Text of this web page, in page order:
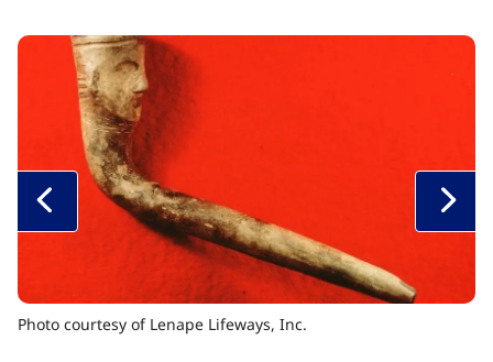
Photo courtesy of Lenape Lifeways, Inc. ​​​​‌ ‍ ​‍​‍‌‍ ‌ ​‍‌‍‍‌‌‍‌ ‌‍‍‌‌‍ ‍​‍​‍​ ‍‍​‍​‍‌ ​ ‌‍​‌‌‍ ‍‌‍‍‌‌ ‌​‌ ‍‌​‍ ‍‌‍‍‌‌‍ ​‍​‍​‍ ​​‍​‍‌‍‍​‌ ​‍‌‍‌‌‌‍‌‍​‍​‍​ ‍‍​‍​‍‌‍‍​‌ ‌​‌ ‌​‌ ​​‌ ​ ​ ‍‍​‍ ​‍ ‌‍​ ‌‍ ‌‌ ​ ​‍ ‍‌‍ ‌‌‍​‌‌‍‍‌‌‍ ‍​‍ ‍​ ​‍​ ​​​ ​‍​ ‌​‌ ​‍‌‍‌‌‌‍‌​‌‍‌‌‌ ​ ‌‍‍‌‌‍‌ ‌‍ ‍​‍ ‍‌ ​‍‌‍‍‌‌ ‌‍‌‍‌‌‌ ​‍‌‍‍ ‌‍‌‌‌‍‌‌‌ ​​‌‍‌‌‌ ​‍​‍ ‍‌‍ ‌ ​‍‌‍‌ ​‍ ‌‍‍‌‌‍ ‍‌ ‌​‌‍‌‌‌‍ ‍‌ ‌​​‍ ‌‍‌‌‌‍‌​‌‍‍‌‌ ‌​​‍ ‌‍ ‌‌‍ ‌‍‌​‌‍‌‌​ ‌‌ ​​‌ ​‍‌‍‌‌‌ ​ ‌‍‌‌‌‍ ‍‌ ‌​‌‍​‌‌ ‌​‌‍‍‌‌‍ ‌‍ ‍​ ‍ ‌‍‍‌‌‍‌​​ ‌‌‍‍​‌‍‍‌‌ ​ ‌ ‌​‌‍ ‌ ​‍‌ ‍‌‌​ ‌‍‌‍‌‌‌​‌‍‍​‌‍‌‌‌​‍​‌ ‌‌‌‍‌​‌ ​ ‌‍ ‌‍ ‍‌‌​‍‌‍‍‌‌ ‌‍‌‍‌‌‌ ​‍​ ‍ ‌ ‌​‌ ‍‌‌ ​​‌‍‌‌​ ‌‌‍‍​‌ ‌‌‌‍‌​‌ ​ ‌‍ ‌‍ ‍‌‌ ‌ ​​‌‍​‌‌‍‌ ‌‍‌‌​ ‍ ‌ ​​‌‍​‌‌ ‌​‌‍‍​​ ‌‌‍​ ‌‍ ‌‍ ‍‌ ‌​‌‍‌‌‌‍ ‍‌ ‌​​‍‌‌​ ‌‌‌​​‍‌‌ ‌‍‍ ‌‍‌‌‌ ‍‌​‍‌‌​ ​ ‌​‌​​‍‌‌​ ​ ‌​‌​​‍‌‌​ ​‍​ ​‍‌‍‌‌‌‍‌‍​ ‍‌​ ​‌​ ‌‍​ ‌‍‌‍‌‌​ ​​​ ‌​‌‍‌‌‌‍​‍​ ‌‌​‍‌‌​ ​‍​ ​‍​‍‌‌​ ‌‌‌​‌​​‍ ‍‌‍‍‌‌‍ ‌‌‍​‌‌‍‌ ‌‍‌‌‌ ​ ​‍‌‌​ ‌‌‌​​‍‌‌ ‌‍‍ ‌‍‌‌‌ ‍‌​‍‌‌​ ​ ‌​‌​​‍‌‌​ ​ ‌​‌​​‍‌‌​ ​‍​ ​‍​ ‌​‌‍‌‍​ ‌‌‌‍​‌​ ​‍​ ‌​‌‍​‍‌‍‌‌​ ​ ‌‍‌​​ ​ ‌‍​ ​‍‌‌​ ​‍​ ​‍​‍‌‌​ ‌‌‌​‌​​‍ ‍‌‍​ ‌‍​‌‌ ​​‌ ‌​‌‍‍‌‌‍ ‌‍ ‍​ ‌‍​‍‌‍​‌‌ ​ ‌‍‌‌‌‌‌‌‌ ​‍‌‍ ​​ ‌‌‍‍​‌ ‌​‌ ‌​‌ ​​‌ ​ ​‍‌‌​ ​ ‌​​‌​‍‌‌​ ​‍‌​‌‍​‍‌‌​ ​‍‌​‌‍‌‍​ ‌‍ ‌‌ ​ ​‍ ‍‌‍ ‌‌‍​‌‌‍‍‌‌‍ ‍​‍ ‍​ ​‍​ ​​​ ​‍​ ‌​‌ ​‍‌‍‌‌‌‍‌​‌‍‌‌‌ ​ ‌‍‍‌‌‍‌ ‌‍ ‍​‍ ‍‌ ​‍‌‍‍‌‌ ‌‍‌‍‌‌‌ ​‍‌‍‍ ‌‍‌‌‌‍‌‌‌ ​​‌‍‌‌‌ ​‍​‍ ‍‌‍ ‌ ​‍‌‍‌ ​‍‌‍‌‍‍‌‌‍‌​​ ‌‌‍‍​‌‍‍‌‌ ​ ‌ ‌​‌‍ ‌ ​‍‌ ‍‌‌​ ‌‍‌‍‌‌‌​‌‍‍​‌‍‌‌‌​‍​‌ ‌‌‌‍‌​‌ ​ ‌‍ ‌‍ ‍‌‌​‍‌‍‍‌‌ ‌‍‌‍‌‌‌ ​‍​‍‌‍‌ ‌​‌ ‍‌‌ ​​‌‍‌‌​ ‌‌‍‍​‌ ‌‌‌‍‌​‌ ​ ‌‍ ‌‍ ‍‌‌ ‌ ​​‌‍​‌‌‍‌ ‌‍‌‌​‍‌‍‌ ​​‌‍​‌‌ ‌​‌‍‍​​ ‌‌‍​ ‌‍ ‌‍ ‍‌ ‌​‌‍‌‌‌‍ ‍‌ ‌​​‍‌‌​ ‌‌‌​​‍‌‌ ‌‍‍ ‌‍‌‌‌ ‍‌​‍‌‌​ ​ ‌​‌​​‍‌‌​ ​ ‌​‌​​‍‌‌​ ​‍​ ​‍‌‍‌‌‌‍‌‍​ ‍‌​ ​‌​ ‌‍​ ‌‍‌‍‌‌​ ​​​ ‌​‌‍‌‌‌‍​‍​ ‌‌​‍‌‌​ ​‍​ ​‍​‍‌‌​ ‌‌‌​‌​​‍ ‍‌‍‍‌‌‍ ‌‌‍​‌‌‍‌ ‌‍‌‌‌ ​ ​‍‌‌​ ‌‌‌​​‍‌‌ ‌‍‍ ‌‍‌‌‌ ‍‌​‍‌‌​ ​ ‌​‌​​‍‌‌​ ​ ‌​‌​​‍‌‌​ ​‍​ ​‍​ ‌​‌‍‌‍​ ‌‌‌‍​‌​ ​‍​ ‌​‌‍​‍‌‍‌‌​ ​ ‌‍‌​​ ​ ‌‍​ ​‍‌‌​ ​‍​ ​‍​‍‌‌​ ‌‌‌​‌​​‍ ‍‌‍​ ‌‍​‌‌ ​​‌ ‌​‌‍‍‌‌‍ ‌‍ ‍​‍‌‍‌ ​​‌‍‌‌‌ ​‍‌ ​ ‌ ​​‌‍‌‌‌‍​ ‌ ‌​‌‍‍‌‌ ‌‍‌‍‌‌​ ‌‌ ​​‌ ‌‌‌‍​‍‌‍ ​‌‍‍‌‌ ​ ‌‍‍​‌‍‌‌‌‍‌​​‍​‍‌ ‌